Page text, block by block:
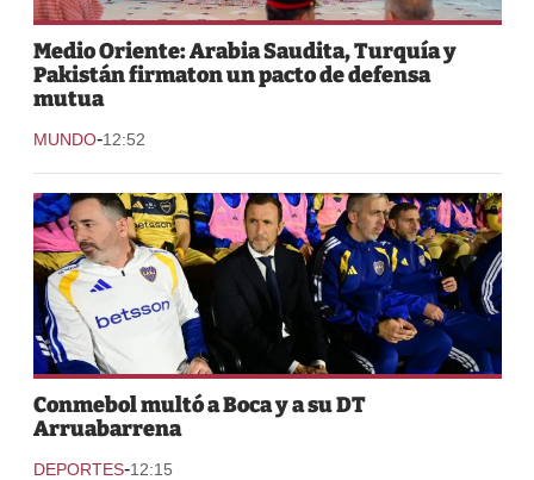
Medio Oriente: Arabia Saudita, Turquía y
Pakistán firmaton un pacto de defensa
mutua
MUNDO-12:52
Conmebol multó a Boca y a su DT
Arruabarrena
DEPORTES-12:15